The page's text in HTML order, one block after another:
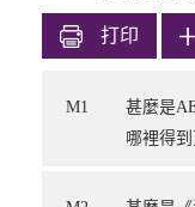
打印
M1
甚麼是
哪裡得